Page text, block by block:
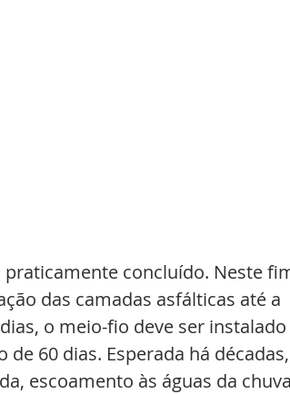
praticamente concluído. Neste
das camadas asfálticas até a
o meio-fio deve ser instalado
de 60 dias. Esperada há
escoamento às águas da